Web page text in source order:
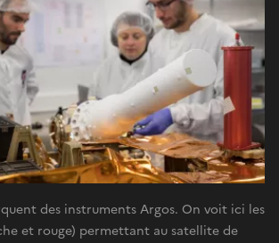
des instruments Argos. On voit ici les
et rouge) permettant au satellite de